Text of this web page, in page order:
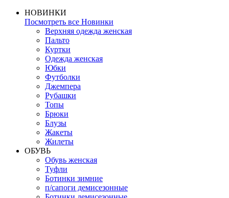
НОВИНКИ
Посмотреть все Новинки
Верхняя одежда женская
Пальто
Куртки
Одежда женская
Юбки
Футболки
Джемпера
Рубашки
Топы
Брюки
Блузы
Жакеты
Жилеты
ОБУВЬ
Обувь женская
Туфли
Ботинки зимние
п/сапоги демисезонные